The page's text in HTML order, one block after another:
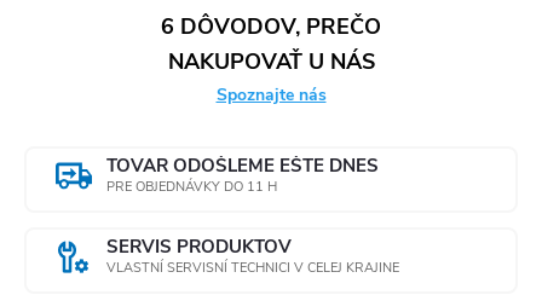
6 DÔVODOV, PREČO
NAKUPOVAŤ U NÁS
Spoznajte nás
TOVAR ODOŠLEME EŠTE DNES
PRE OBJEDNÁVKY DO 11 H
SERVIS PRODUKTOV
VLASTNÍ SERVISNÍ TECHNICI V CELEJ KRAJINE